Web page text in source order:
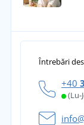
Întrebări
+40
(Lu-